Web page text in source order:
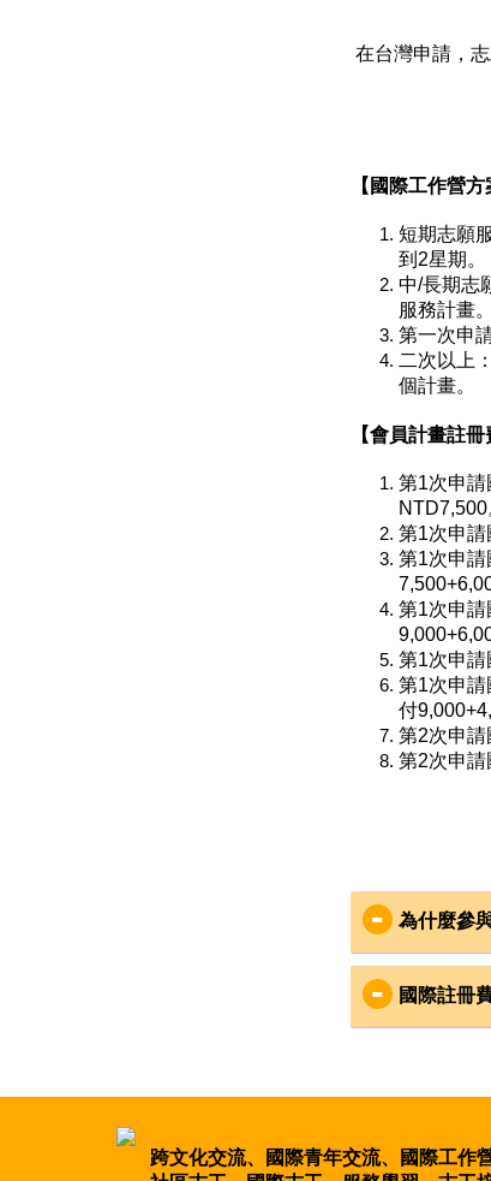
在台灣申請，
【國際工作營
短期志願
到2星期。
中/長期志
服務計畫。
第一次申
二次以上
個計畫。
【會員計畫註
第1次申
NTD7,500
第1次申請
第1次申
第1次申
第1次申請
第1次申
付
第2次申請
第2次申請
為什麼參
世界各國參與
全世界的國際
Coordinating
國際註冊
國家國際
跨文化交流、國際青年交流、國際工作營